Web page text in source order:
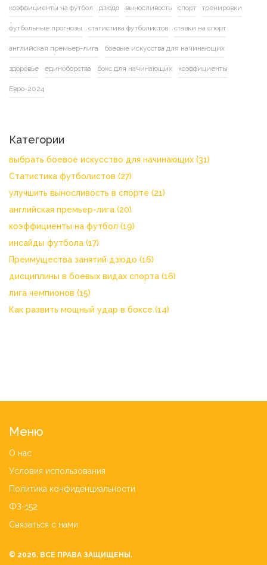
коэффициенты на футбол дзюдо выносливость спорт тренировки
футбольные прогнозы статистика футболистов ставки на спорт
английская премьер-лига боевые искусства для начинающих
здоровье единоборства бокс для начинающих коэффициенты
Евро-2024
Категории
выбрать боевое искусство для начинающих (31)
Статистика футболистов (27)
улучшить выносливость в спорте (21)
английская премьер-лига (20)
коэффициенты на футбол (19)
инсайды футбола (17)
Преимущества занятий дзюдо (16)
дисциплины в боевых видах спорта (16)
лига чемпионов (15)
Как развить мощный удар в боксе (14)
Меню
О нас
Условия использования
Политика конфиденциальности
ФЗ-152
Связаться с нами
© 2026. ВСЕ ПРАВА ЗАЩИЩЕНЫ.